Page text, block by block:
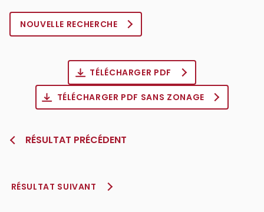
NOUVELLE RECHERCHE
TÉLÉCHARGER PDF
TÉLÉCHARGER PDF SANS ZONAGE
RÉSULTAT PRÉCÉDENT
RÉSULTAT SUIVANT